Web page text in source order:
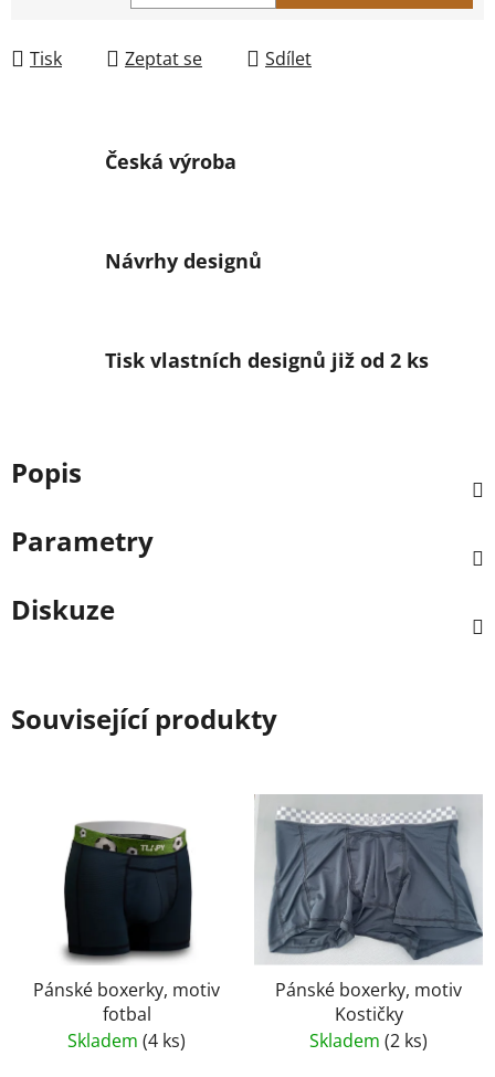
Tisk Zeptat se Sdílet
Česká výroba
Návrhy designů
Tisk vlastních designů již od 2 ks
Popis
Parametry
Diskuze
Související produkty
Pánské boxerky, motiv
fotbal
Skladem (4 ks)
Pánské boxerky, motiv
Kostičky
Skladem (2 ks)